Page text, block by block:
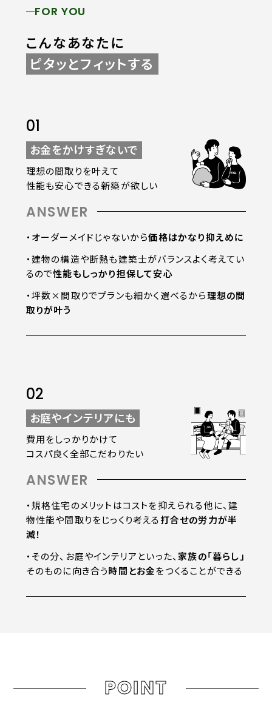
FOR YOU
こんなあなたに
ピタッとフィットする
01
お金をかけすぎないで
理想の間取りを叶えて
性能も安心できる新築が欲しい
ANSWER
・オーダーメイドじゃないから価格はかなり抑えめに
・建物の構造や断熱も建築士がバランスよく考えてい
るので性能もしっかり担保して安心
・坪数×間取りでプランも細かく選べるから理想の間
取りが叶う
02
お庭やインテリアにも
費用をしっかりかけて
コスパ良く全部こだわりたい
ANSWER
・規格住宅のメリットはコストを抑えられる他に、建
物性能や間取りをじっくり考える打合せの労力が半
減！
・その分、お庭やインテリアといった、 家族の「暮らし」
そのものに向き合う時間とお金をつくることができる
POINT